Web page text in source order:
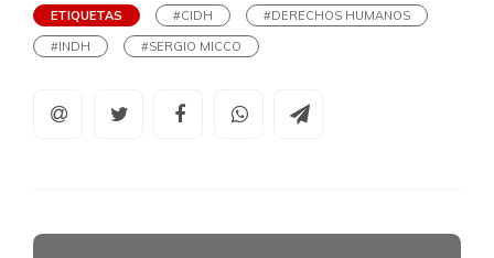
ETIQUETAS #CIDH
#DERECHOS HUMANOS
#INDH
#SERGIO MICCO